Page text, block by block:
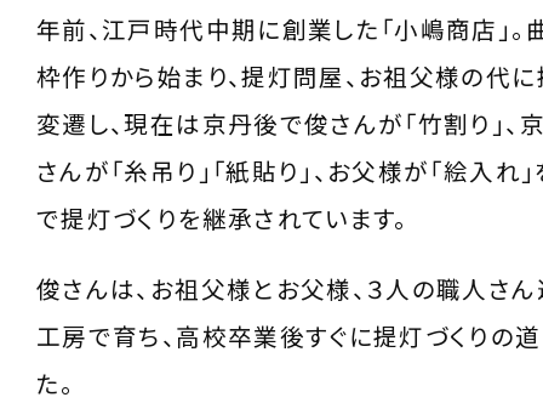
年前、江戸時代中期に創業した「小嶋商店」。
枠作りから始まり、提灯問屋、お祖父様の代
変遷し、現在は京丹後で俊さんが「竹割り」、
さんが「糸吊り」「紙貼り」、お父様が「絵入れ
で提灯づくりを継承されています。
俊さんは、お祖父様とお父様、３人の職人さ
工房で育ち、高校卒業後すぐに提灯づくりの
た。